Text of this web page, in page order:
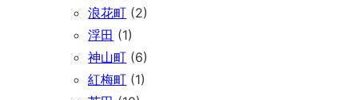
浪花町 (2)
浮田 (1)
神山町 (6)
紅梅町 (1)